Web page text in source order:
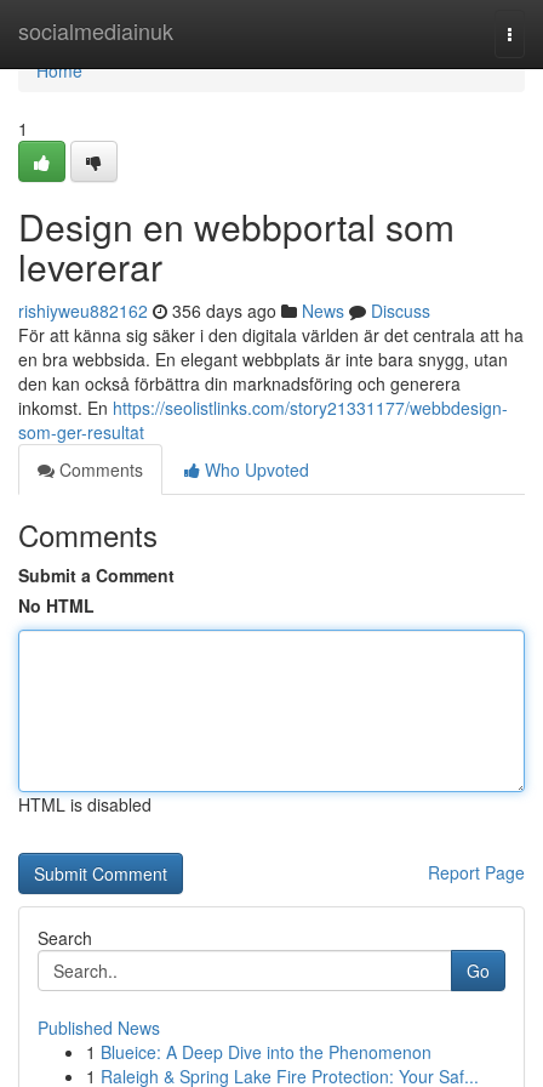
socialmediainuk
Home
Home
1
Design en webbportal som
levererar
rishiyweu882162 356 days ago News
Discuss
För att känna sig säker i den digitala världen är det centrala att ha
en bra webbsida. En elegant webbplats är inte bara snygg, utan
den kan också förbättra din marknadsföring och generera
inkomst. En https://seolistlinks.com/story21331177/webbdesign-
som-ger-resultat
Comments
Who Upvoted
Comments
Submit a Comment
No HTML
HTML is disabled
Report Page
Search
Go
Published News
1 Blueice: A Deep Dive into the Phenomenon
1 Raleigh & Spring Lake Fire Protection: Your Saf...